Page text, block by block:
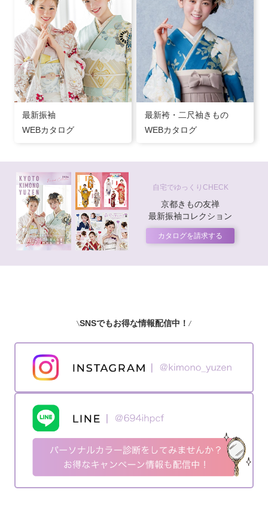
最新振袖
WEBカタログ
最新袴・二尺袖きもの
WEBカタログ
自宅でゆっくりCHECK
京都きもの友禅
最新振袖コレクション
カタログを請求する
SNSでもお得な情報配信中！